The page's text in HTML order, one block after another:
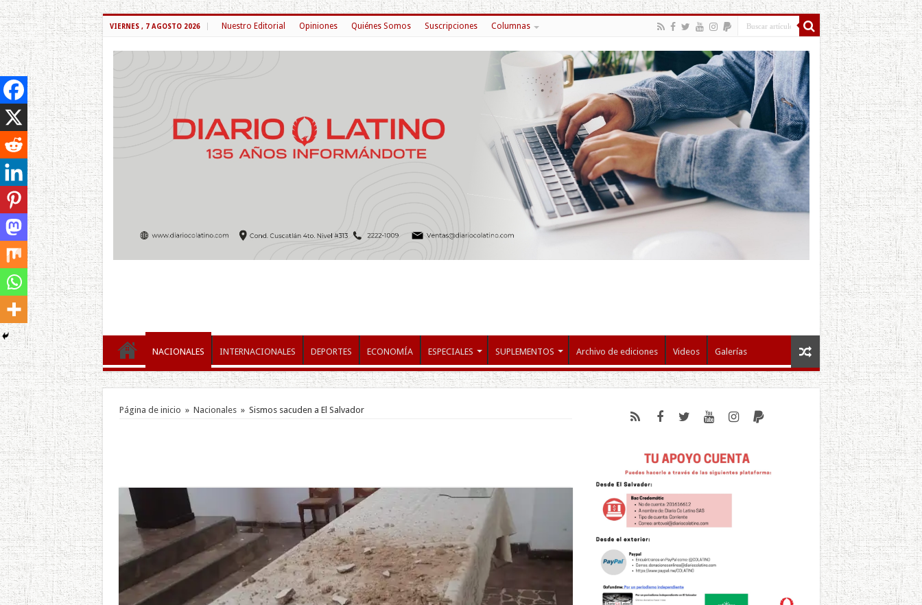
VIERNES , 7 AGOSTO 2026 Nuestro Editorial Opiniones Quiénes Somos Suscripciones Columnas
NACIONALES INTERNACIONALES DEPORTES ECONOMÍA ESPECIALES SUPLEMENTOS Archivo de ediciones Videos Galerías
Página de inicio » Nacionales » Sismos sacuden a El Salvador